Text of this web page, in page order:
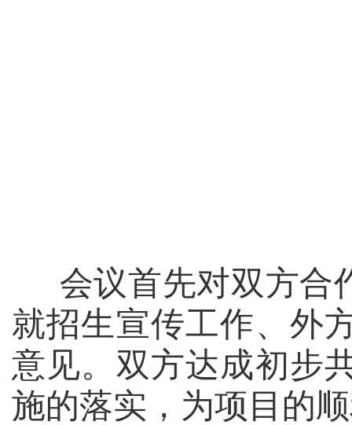
会议首先对双方合
就招生宣传工作、外
意见。双方达成初步
施的落实，为项目的